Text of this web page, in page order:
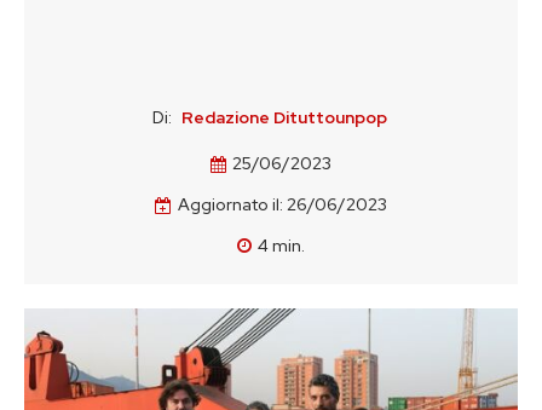
Di: Redazione Dituttounpop
25/06/2023
Aggiornato il: 26/06/2023
4min.